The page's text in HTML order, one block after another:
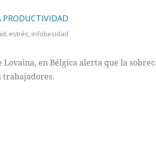
PRODUCTIVIDAD
, estrés, infobesidad
en Bélgica alerta que la
trabajadores.